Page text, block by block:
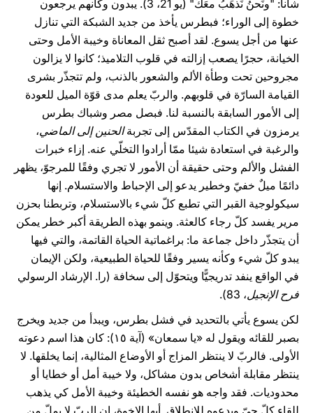
شأنا: "ونَحنُ نَذهَبُ معَكَ" (يو 21، 3). يبدون وكأنهم يرجعون
خطوة إلى الوراء؛ فبطرس يأخذ من جديد الشبكة التي تنازل
عنها من أجل يسوع. لقد أصبح ثقل المعاناة وخيبة الأمل وحتى
الخيانة، حجرًا يصعب إزالته في قلوب التلاميذ؛ كانوا لا يزالون
مجروحين تحت وطأة الألم والشعور بالذنب، ولم تتجذّر بشرى
القيامة السارّة في قلوبهم. والربّ يعلم مدى قوّة الميل للعودة
إلى الأمور السابقة بالنسبة لنا. فبصل مصر وشباك بطرس
يرمزون في الكتاب المقدّس إلى تجربةالحنين إلى الماضي،
والرغبة في استعادة شيئا ممّا أرادوا التخلّي عنه. إزاء خبرات
الفشل والألم وحتى حقيقة أن الأمور لا تجري وفقًا للمرجوّ، يظهر
دائمًا ميلٌ خفيّ وخطير يدعو إلى الإحباط والاستسلام. إنها
سيكولوجية القبر التي تطبع كلّ شيء بالاستسلام، وتربطنا بحزن
مرير يفسد كلّ رجاء كالعثة. وينمو بهذه الطريقة أكبر خطر يمكن
أن يتجذّر داخل جماعة ما: براغماتية الحياة القاتمة، والتي فيها
يبدو كلّ شيء وكأنه يسير وفقًا للحياة الطبيعية، ولكن الإيمان
في الواقع ينفد تدريجيًّا ويتحوّل إلى سخافة (را. الإرشاد الرسولي
فرح الإنجيل، 83).
لكن يسوع يأتي بالتحديد في فشل بطرس، ويبدأ من جديد ويخرج
بصبر للقائه ويقول له «يا سمعان» (آية ١٥): كان هذا اسم دعوته
الأولى. فالربّ لا ينتظر المزاج أو الأوضاع المثالية، إنما يخلقها. لا
ينتظر مقابلة أشخاص بدون مشاكل، ولا خيبة أمل أو خطايا أو
محدوديات. فقد واجه هو نفسه الخطيئة وخيبة الأمل كي يذهب
للقاء كلّ حيّ ويدعوه للانطلاق. أيها الإخوة، إن الربّ لا يملّ من